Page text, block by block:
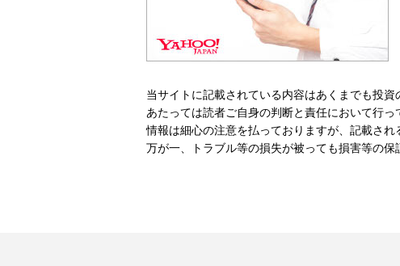
当サイトに記載されている内容はあくまでも投
あたっては読者ご自身の判断と責任において行
情報は細心の注意を払っておりますが、記載さ
万が一、トラブル等の損失が被っても損害等の保